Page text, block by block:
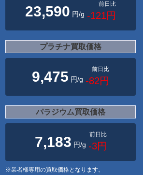
23,590 円/g
前日比
-121円
プラチナ買取価格
9,475 円/g
前日比
-82円
パラジウム買取価格
7,183 円/g
前日比
-3円
※業者様専用の買取価格となります。